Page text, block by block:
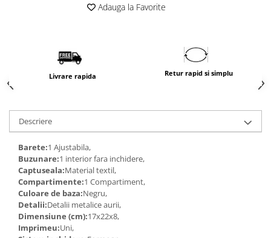
Adauga la Favorite
Livrare rapida Retur rapid si simplu
Descriere
Barete:1 Ajustabila,
Buzunare:1 interior fara inchidere,
Captuseala:Material textil,
Compartimente:1 Compartiment,
Culoare de baza:Negru,
Detalii:Detalii metalice aurii,
Dimensiune (cm):17x22x8,
Imprimeu:Uni,